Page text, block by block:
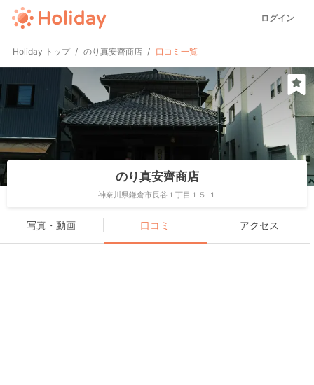
ログイン
Holiday トップ のり真安齊商店 口コミ一覧
のり真安齊商店
神奈川県鎌倉市長谷１丁目１５-１
写真・動画 口コミ アクセス